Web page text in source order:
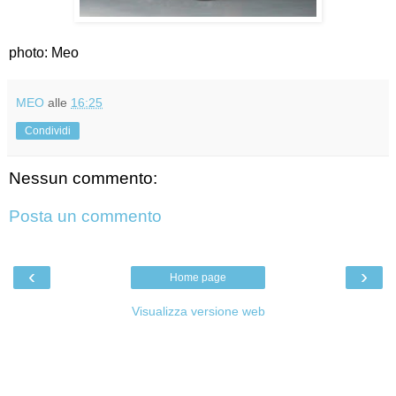
photo: Meo
MEO alle 16:25
Condividi
Nessun commento:
Posta un commento
‹ ›
Home page
Visualizza versione web